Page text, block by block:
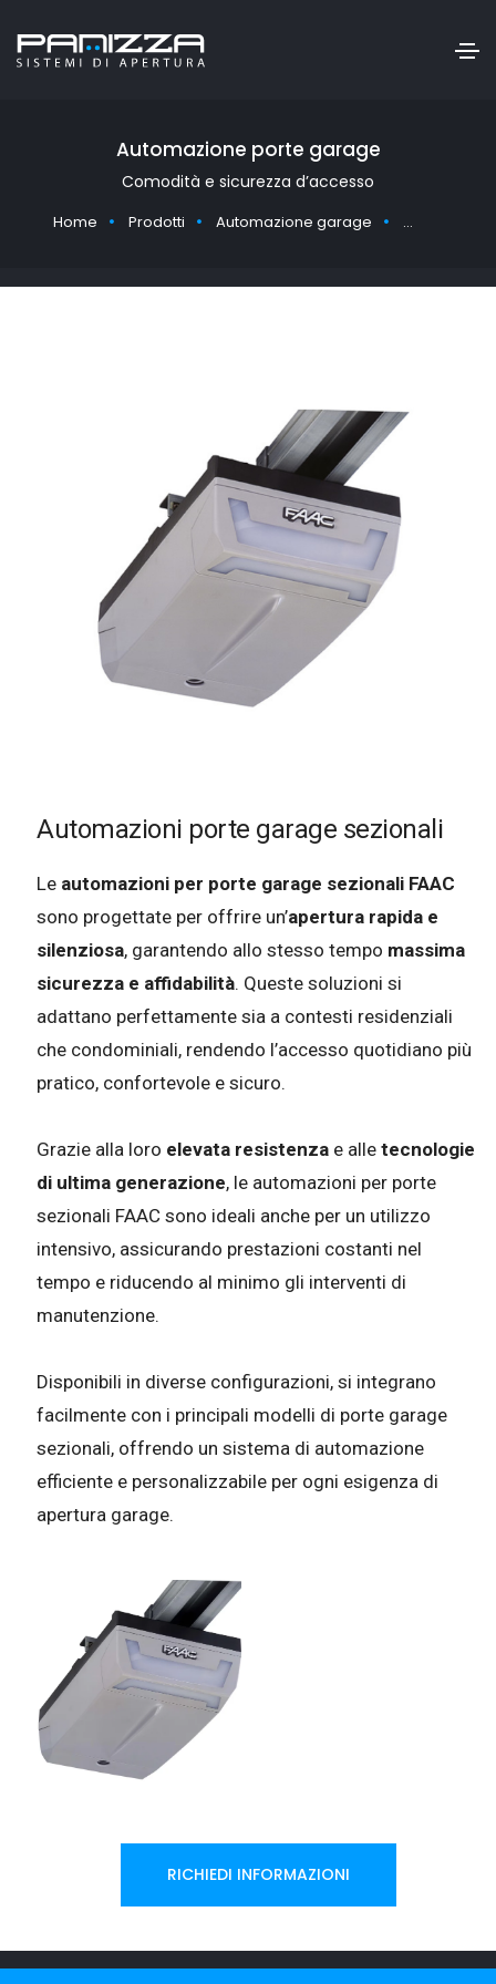
Automazione porte garage
Comodità e sicurezza d’accesso
Home Prodotti Automazione garage
Automazioni porte garage sezionali
Le automazioni per porte garage sezionali FAAC
sono progettate per offrire un’apertura rapida e
silenziosa, garantendo allo stesso tempo massima
sicurezza e affidabilità. Queste soluzioni si
adattano perfettamente sia a contesti residenziali
che condominiali, rendendo l’accesso quotidiano più
pratico, confortevole e sicuro.
Grazie alla loro elevata resistenza e alle tecnologie
di ultima generazione, le automazioni per porte
sezionali FAAC sono ideali anche per un utilizzo
intensivo, assicurando prestazioni costanti nel
tempo e riducendo al minimo gli interventi di
manutenzione.
Disponibili in diverse configurazioni, si integrano
facilmente con i principali modelli di porte garage
sezionali, offrendo un sistema di automazione
efficiente e personalizzabile per ogni esigenza di
apertura garage.
RICHIEDI INFORMAZIONI